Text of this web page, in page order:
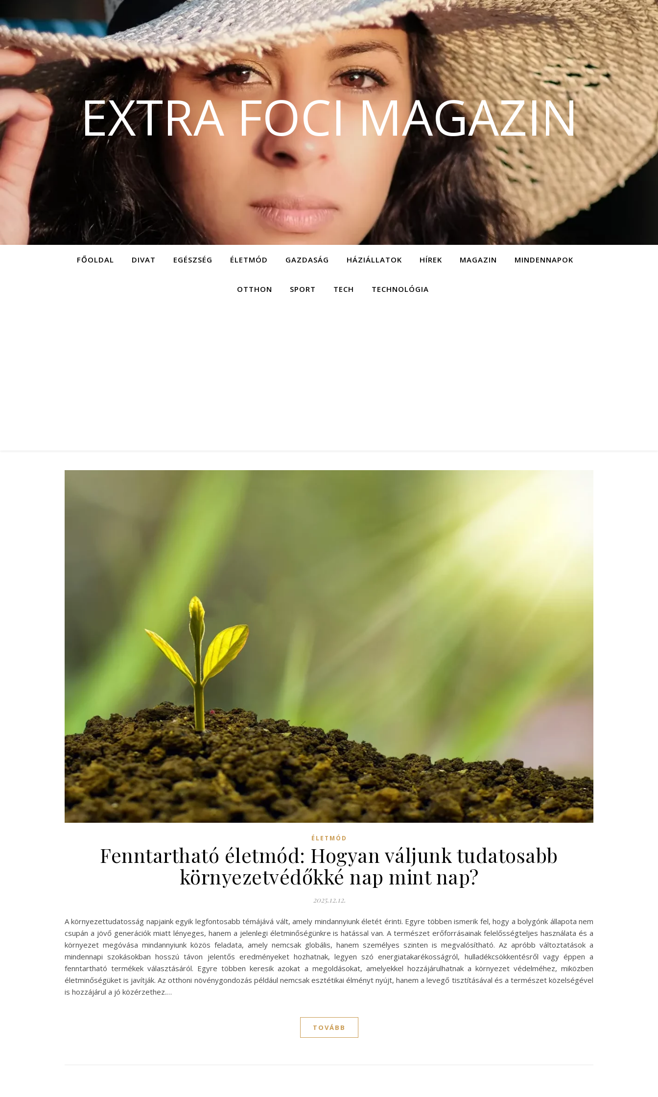
EXTRA FOCI MAGAZIN
FŐOLDAL DIVAT EGÉSZSÉG ÉLETMÓD GAZDASÁG HÁZIÁLLATOK HÍREK MAGAZIN MINDENNAPOK
OTTHON SPORT TECH TECHNOLÓGIA
ÉLETMÓD
Fenntartható életmód: Hogyan váljunk tudatosabb
környezetvédőkké nap mint nap?
2025.12.12.
A környezettudatosság napjaink egyik legfontosabb témájává vált, amely mindannyiunk életét érinti. Egyre többen ismerik fel, hogy a bolygónk állapota nem
csupán a jövő generációk miatt lényeges, hanem a jelenlegi életminőségünkre is hatással van. A természet erőforrásainak felelősségteljes használata és a
környezet megóvása mindannyiunk közös feladata, amely nemcsak globális, hanem személyes szinten is megvalósítható. Az apróbb változtatások a
mindennapi szokásokban hosszú távon jelentős eredményeket hozhatnak, legyen szó energiatakarékosságról, hulladékcsökkentésről vagy éppen a
fenntartható termékek választásáról. Egyre többen keresik azokat a megoldásokat, amelyekkel hozzájárulhatnak a környezet védelméhez, miközben
életminőségüket is javítják. Az otthoni növénygondozás például nemcsak esztétikai élményt nyújt, hanem a levegő tisztításával és a természet közelségével
is hozzájárul a jó közérzethez.…
TOVÁBB